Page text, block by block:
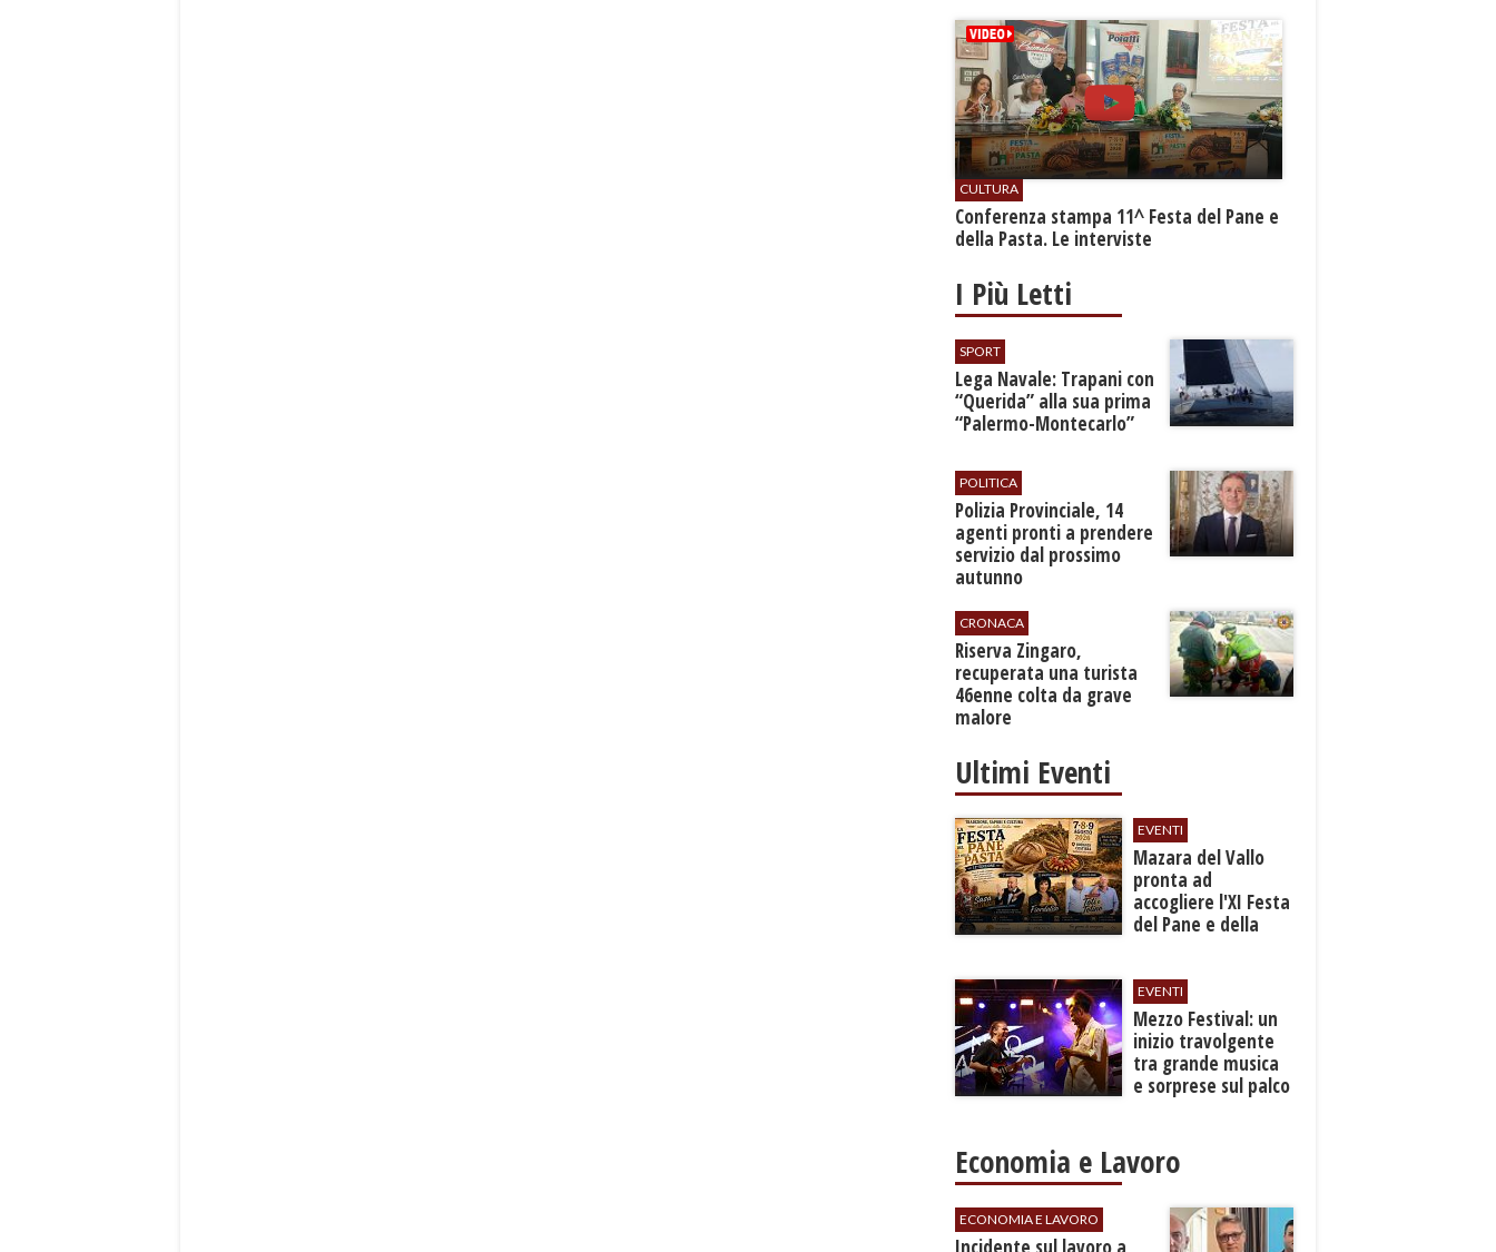
CULTURA
Conferenza stampa 11^ Festa del Pane e
della Pasta. Le interviste
I Più Letti
SPORT
​Lega Navale: Trapani con
“Querida” alla sua prima
“Palermo-Montecarlo”
POLITICA
​Polizia Provinciale, 14
agenti pronti a prendere
servizio dal prossimo
autunno
CRONACA
​Riserva Zingaro,
recuperata una turista
46enne colta da grave
malore
Ultimi Eventi
EVENTI
Mazara del Vallo
pronta ad
accogliere l'XI Festa
del Pane e della
EVENTI
Mezzo Festival: un
inizio travolgente
tra grande musica
e sorprese sul palco
Economia e Lavoro
ECONOMIA E LAVORO
​Incidente sul lavoro a